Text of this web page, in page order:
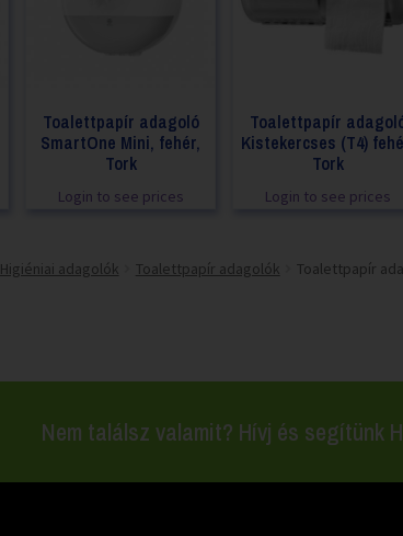
Toalettpapír adagoló
SmartOne Mini, fehér,
Tork
Login to see prices
Toalettpapír
Kistekercses (T4)
Tork
Login to see prices
Higiéniai adagolók Toalettpapír adagolók Toalettpapír
Nem találsz valamit? Hívj és segítünk